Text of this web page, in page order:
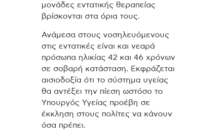
μονάδες εντατικής θεραπείας
βρίσκονται στα όρια τους.
Ανάμεσα στους νοσηλευόμενους
στις εντατικές είναι και νεαρά
πρόσωπα ηλικίας 42 και 46 χρόνων
σε σοβαρή κατάσταση. Εκφράζεται
αισιοδοξία ότι το σύστημα υγείας
θα αντέξει την πίεση ωστόσο το
Υπουργός Υγείας προέβη σε
έκκληση στους πολίτες να κάνουν
όσα πρέπει.